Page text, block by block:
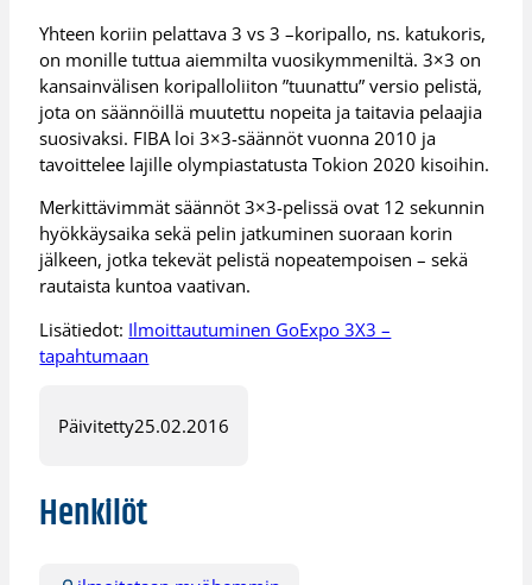
Yhteen koriin pelattava 3 vs 3 –koripallo, ns. katukoris,
on monille tuttua aiemmilta vuosikymmeniltä. 3×3 on
kansainvälisen koripalloliiton ”tuunattu” versio pelistä,
jota on säännöillä muutettu nopeita ja taitavia pelaajia
suosivaksi. FIBA loi 3×3-säännöt vuonna 2010 ja
tavoittelee lajille olympiastatusta Tokion 2020 kisoihin.
Merkittävimmät säännöt 3×3-pelissä ovat 12 sekunnin
hyökkäysaika sekä pelin jatkuminen suoraan korin
jälkeen, jotka tekevät pelistä nopeatempoisen – sekä
rautaista kuntoa vaativan.
Lisätiedot: Ilmoittautuminen GoExpo 3X3 –
tapahtumaan
Päivitetty25.02.2016
Henkilöt